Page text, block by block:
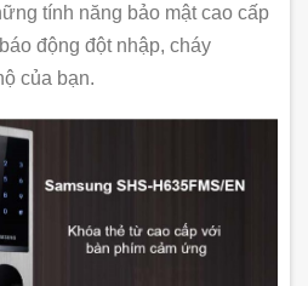
tính năng bảo mật cao cấp
động đột nhập, cháy
của bạn.